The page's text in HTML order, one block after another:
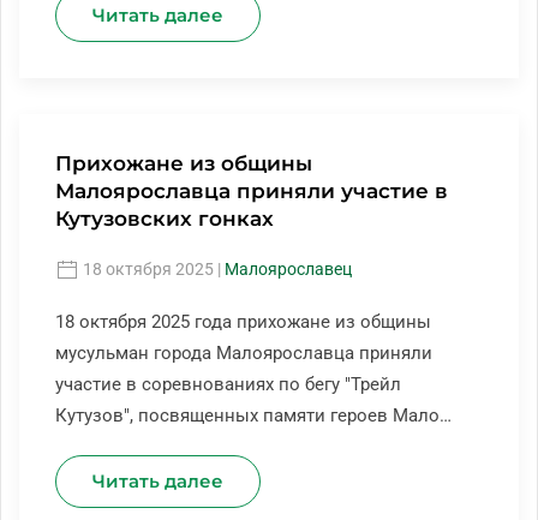
Читать далее
Прихожане из общины
Малоярославца приняли участие в
Кутузовских гонках
18 октября 2025 | Малоярославец
18 октября 2025 года прихожане из общины
мусульман города Малоярославца приняли
участие в соревнованиях по бегу "Трейл
Кутузов", посвященных памяти героев Мало…
Читать далее